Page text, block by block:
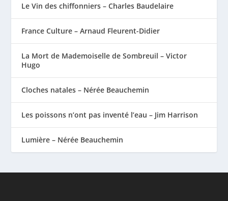
Le Vin des chiffonniers – Charles Baudelaire
France Culture – Arnaud Fleurent-Didier
La Mort de Mademoiselle de Sombreuil – Victor
Hugo
Cloches natales – Nérée Beauchemin
Les poissons n’ont pas inventé l’eau – Jim Harrison
Lumière – Nérée Beauchemin